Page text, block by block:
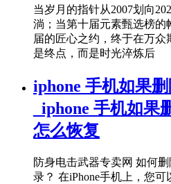
当岁月的指针从2007划向
淌；当第十届元素甄选榜
届的匠心之约，终于在万
是终点，而是时光淬炼后
iphone 手机如果
_iphone 手机如
怎么恢复
防身电击武器专卖网 如何
录？ 在iPhone手机上，您